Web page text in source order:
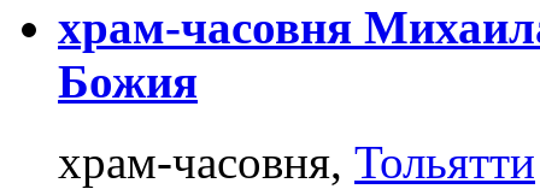
храм-часовня
Божия
храм-часовня, Тольятти